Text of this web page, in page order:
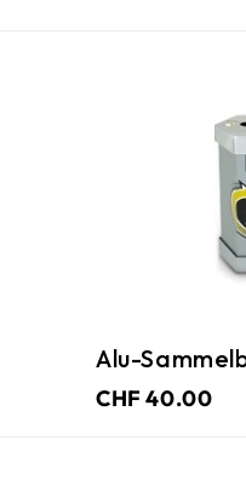
Alu-
CHF 40.00